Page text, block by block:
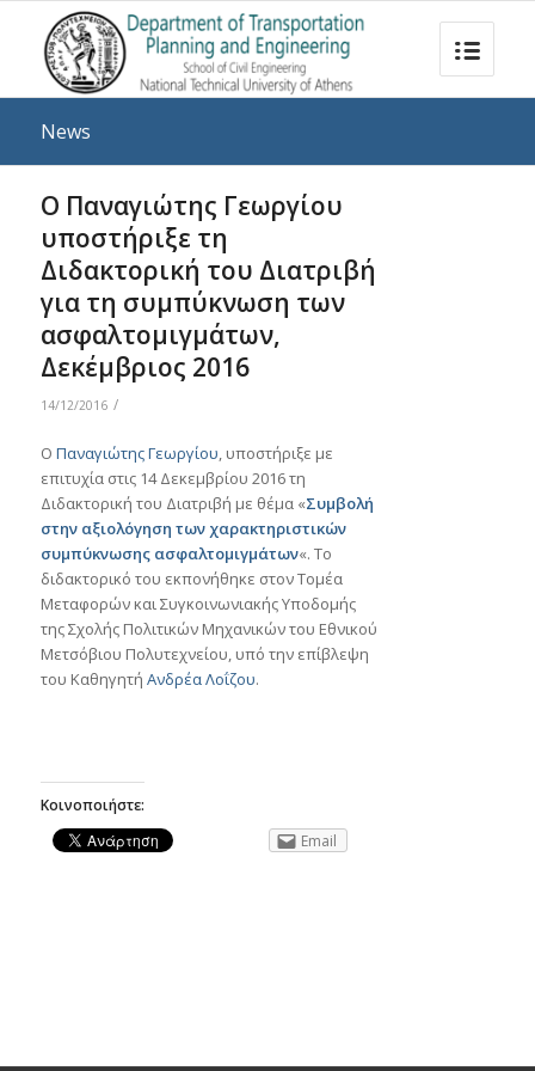
News
Ο Παναγιώτης Γεωργίου
υποστήριξε τη
Διδακτορική του Διατριβή
για τη συμπύκνωση των
ασφαλτομιγμάτων,
Δεκέμβριος 2016
14/12/2016 /
Ο Παναγιώτης Γεωργίου, υποστήριξε με
επιτυχία στις 14 Δεκεμβρίου 2016 τη
Διδακτορική του Διατριβή με θέμα «Συμβολή
στην αξιολόγηση των χαρακτηριστικών
συμπύκνωσης ασφαλτομιγμάτων«. Το
διδακτορικό του εκπονήθηκε στον Τομέα
Μεταφορών και Συγκοινωνιακής Υποδομής
της Σχολής Πολιτικών Μηχανικών του Εθνικού
Μετσόβιου Πολυτεχνείου, υπό την επίβλεψη
του Καθηγητή Ανδρέα Λοΐζου.
Κοινοποιήστε:
Email